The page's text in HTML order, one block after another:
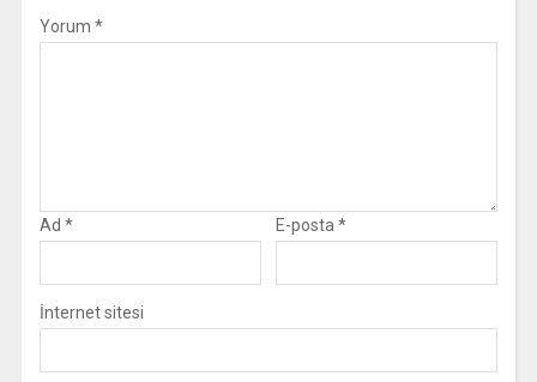
Yorum *
Ad * E-posta*
İnternet sitesi